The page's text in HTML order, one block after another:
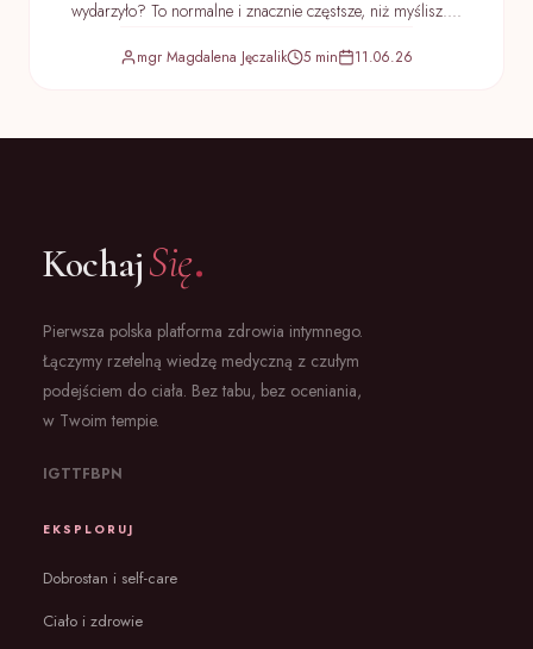
wydarzyło? To normalne i znacznie częstsze, niż myślisz....
mgr Magdalena Jęczalik 5 min 11.06.26
KochajSię.
Pierwsza polska platforma zdrowia intymnego.
Łączymy rzetelną wiedzę medyczną z czułym
podejściem do ciała. Bez tabu, bez oceniania,
w Twoim tempie.
IGTTFBPN
EKSPLORUJ
Dobrostan i self-care
Ciało i zdrowie